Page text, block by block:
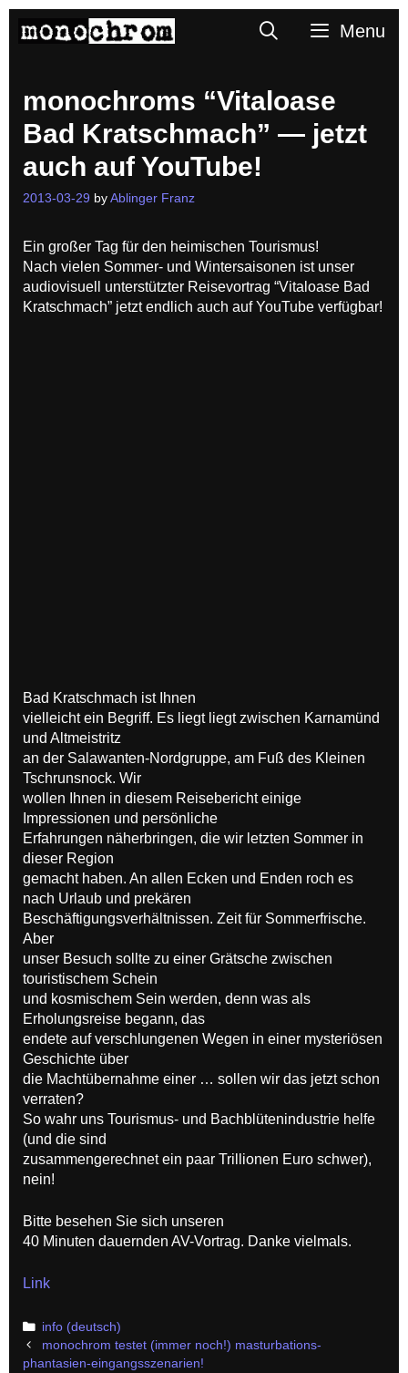
SearchMenu
monochroms “Vitaloase
Bad Kratschmach” — jetzt
auch auf YouTube!
2013-03-29 by Ablinger Franz
Ein großer Tag für den heimischen Tourismus!
Nach vielen Sommer- und Wintersaisonen ist unser
audiovisuell unterstützter Reisevortrag “Vitaloase Bad
Kratschmach” jetzt endlich auch auf YouTube verfügbar!
Bad Kratschmach ist Ihnen
vielleicht ein Begriff. Es liegt liegt zwischen Karnamünd
und Altmeistritz
an der Salawanten-Nordgruppe, am Fuß des Kleinen
Tschrunsnock. Wir
wollen Ihnen in diesem Reisebericht einige
Impressionen und persönliche
Erfahrungen näherbringen, die wir letzten Sommer in
dieser Region
gemacht haben. An allen Ecken und Enden roch es
nach Urlaub und prekären
Beschäftigungsverhältnissen. Zeit für Sommerfrische.
Aber
unser Besuch sollte zu einer Grätsche zwischen
touristischem Schein
und kosmischem Sein werden, denn was als
Erholungsreise begann, das
endete auf verschlungenen Wegen in einer mysteriösen
Geschichte über
die Machtübernahme einer … sollen wir das jetzt schon
verraten?
So wahr uns Tourismus- und Bachblütenindustrie helfe
(und die sind
zusammengerechnet ein paar Trillionen Euro schwer),
nein!
Bitte besehen Sie sich unseren
40 Minuten dauernden AV-Vortrag. Danke vielmals.
Link
Categories
info (deutsch)
Post
navigation
monochrom testet (immer noch!) masturbations-
phantasien-eingangsszenarien!